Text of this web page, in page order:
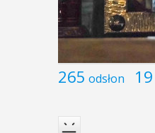
265 odsłon 19